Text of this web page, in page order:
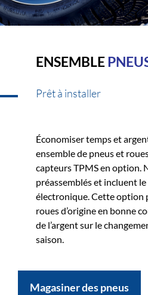
ENSEMBLE
Prêt à installer
Économiser temps et
ensemble de pneus et
capteurs TPMS en option.
préassemblés et incluent
électronique. Cette option
roues d’origine en bonne
de l’argent sur le
saison.
Magasiner des pneus